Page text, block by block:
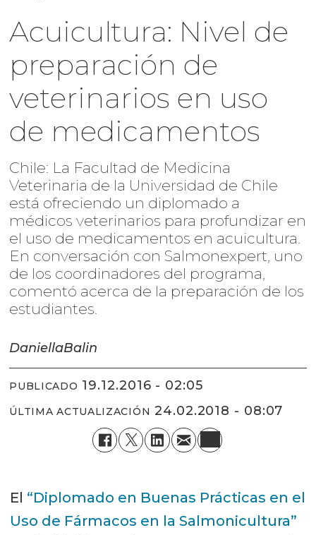
Acuicultura: Nivel de
preparación de
veterinarios en uso
de medicamentos
Chile: La Facultad de Medicina
Veterinaria de la Universidad de Chile
está ofreciendo un diplomado a
médicos veterinarios para profundizar en
el uso de medicamentos en acuicultura.
En conversación con Salmonexpert, uno
de los coordinadores del programa,
comentó acerca de la preparación de los
estudiantes.
DaniellaBalin
PUBLICADO 19.12.2016 - 02:05
ÚLTIMA ACTUALIZACIÓN 24.02.2018 - 08:07
El “Diplomado en Buenas Prácticas en el
Uso de Fármacos en la Salmonicultura”